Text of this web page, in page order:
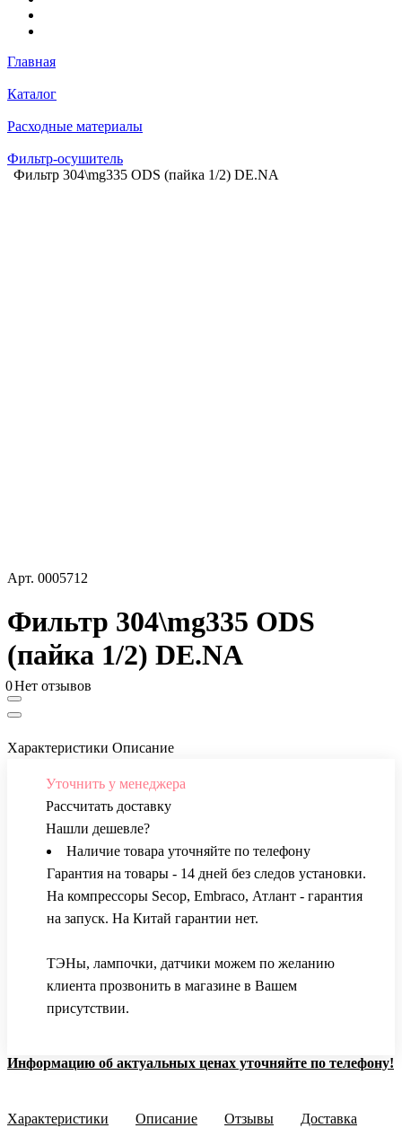
Главная
Каталог
Расходные материалы
Фильтр-осушитель
Фильтр 304\mg335 ODS (пайка 1/2) DE.NА
Арт. 0005712
Фильтр 304\mg335 ODS
(пайка 1/2) DE.NА
0Нет отзывов
Характеристики Описание
Уточнить у менеджера
Рассчитать доставку
Нашли дешевле?
Наличие товара уточняйте по телефону
Гарантия на товары - 14 дней без следов установки.
На компрессоры Secop, Embraco, Атлант - гарантия
на запуск. На Китай гарантии нет.
ТЭНы, лампочки, датчики можем по желанию
клиента прозвонить в магазине в Вашем
присутствии.
Информацию об актуальных ценах уточняйте по телефону!
Характеристики Описание Отзывы Доставка